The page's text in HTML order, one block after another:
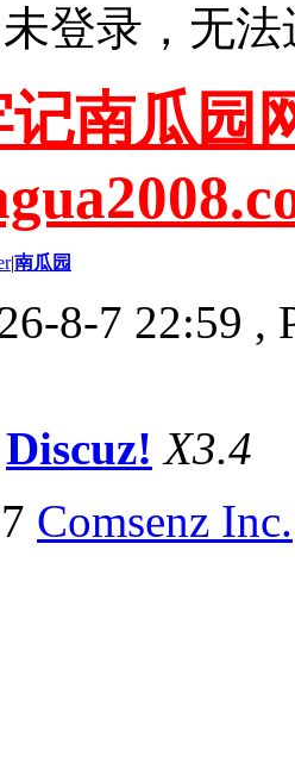
登录，无
南瓜园
|南瓜园
8-7 22:59 ,
Discuz! X3.4
Comsenz Inc.